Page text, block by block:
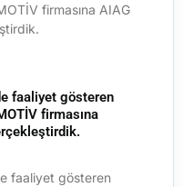
firmasına AIAG
faaliyet gösteren
firmasına
faaliyet gösteren